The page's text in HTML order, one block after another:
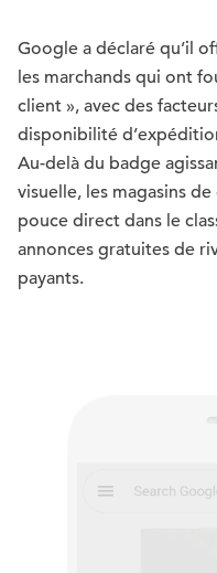
Google a déclaré qu’il
les marchands qui ont
client », avec des
disponibilité
Au-delà du badge
visuelle, les magasins
pouce direct dans le
annonces gratuites de
payants.